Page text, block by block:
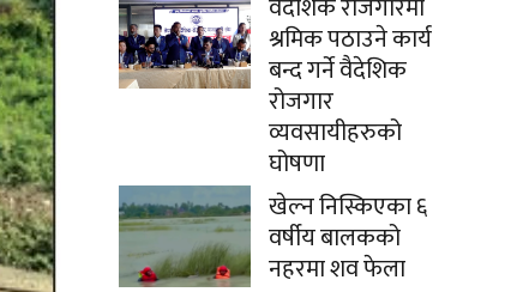
वैदेशिक रोजगारमा
श्रमिक पठाउने कार्य
बन्द गर्ने वैदेशिक
रोजगार
व्यवसायीहरुको
घोषणा
खेल्न निस्किएका ६
वर्षीय बालकको
नहरमा शव फेला